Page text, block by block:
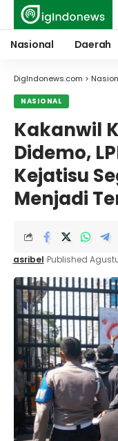
Nasional Daerah
DigIndonews.com >
NASIONAL
Kakanwil
Didemo,
Kejatisu
Menjadi
asribel Published